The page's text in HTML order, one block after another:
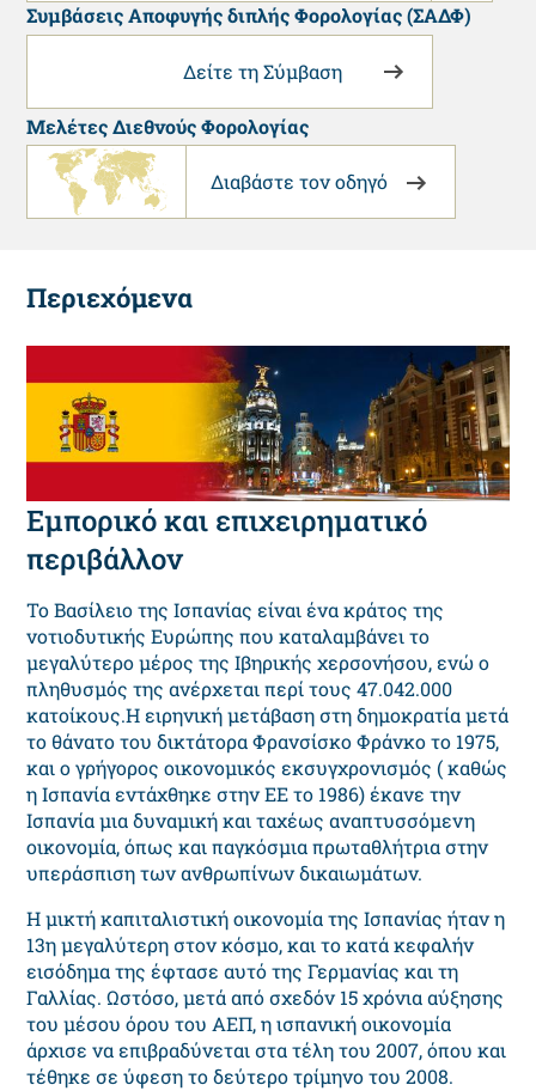
Συμβάσεις Αποφυγής διπλής Φορολογίας (ΣΑΔΦ)
Δείτε τη Σύμβαση
Μελέτες Διεθνούς Φορολογίας
Διαβάστε τον οδηγό
Εμπορικό και επιχειρηματικό
περιβάλλον
Το Βασίλειο της Ισπανίας είναι ένα κράτος της
νοτιοδυτικής Ευρώπης που καταλαμβάνει το
μεγαλύτερο μέρος της Ιβηρικής χερσονήσου, ενώ ο
πληθυσμός της ανέρχεται περί τους 47.042.000
κατοίκους.Η ειρηνική μετάβαση στη δημοκρατία μετά
το θάνατο του δικτάτορα Φρανσίσκο Φράνκο το 1975,
και ο γρήγορος οικονομικός εκσυγχρονισμός ( καθώς
η Ισπανία εντάχθηκε στην ΕΕ το 1986) έκανε την
Ισπανία μια δυναμική και ταχέως αναπτυσσόμενη
οικονομία, όπως και παγκόσμια πρωταθλήτρια στην
υπεράσπιση των ανθρωπίνων δικαιωμάτων.
Η μικτή καπιταλιστική οικονομία της Ισπανίας ήταν η
13η μεγαλύτερη στον κόσμο, και το κατά κεφαλήν
εισόδημα της έφτασε αυτό της Γερμανίας και τη
Γαλλίας. Ωστόσο, μετά από σχεδόν 15 χρόνια αύξησης
του μέσου όρου του ΑΕΠ, η ισπανική οικονομία
άρχισε να επιβραδύνεται στα τέλη του 2007, όπου και
τέθηκε σε ύφεση το δεύτερο τρίμηνο του 2008.
Περιεχόμενα